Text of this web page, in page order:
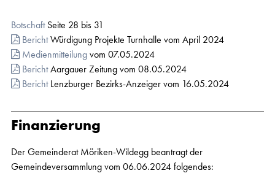
BotschaftSeite 28 bis 31
BerichtWürdigung Projekte Turnhalle vom April 2024
Medienmitteilungvom 07.05.2024
BerichtAargauer Zeitung vom 08.05.2024
BerichtLenzburger Bezirks-Anzeiger vom 16.05.2024
Finanzierung
Der Gemeinderat Möriken-Wildegg beantragt der
Gemeindeversammlung vom 06.06.2024 folgendes: